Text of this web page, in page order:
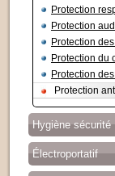
Protection
Protection
Protection
Protection du
Protection
Protection
Hygiène sécurité
Électroportatif